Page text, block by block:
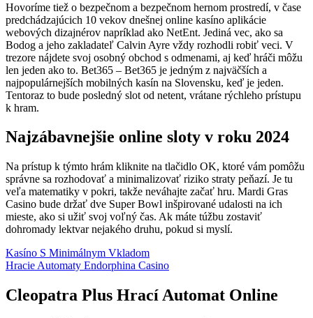
Hovoríme tiež o bezpečnom a bezpečnom hernom prostredí, v čase
predchádzajúcich 10 vekov dnešnej online kasíno aplikácie
webových dizajnérov napríklad ako NetEnt. Jediná vec, ako sa
Bodog a jeho zakladateľ Calvin Ayre vždy rozhodli robiť veci. V
trezore nájdete svoj osobný obchod s odmenami, aj keď hráči môžu
len jeden ako to. Bet365 – Bet365 je jedným z najväčších a
najpopulárnejších mobilných kasín na Slovensku, keď je jeden.
Tentoraz to bude posledný slot od netent, vrátane rýchleho prístupu
k hram.
Najzábavnejšie online sloty v roku 2024
Na prístup k týmto hrám kliknite na tlačidlo OK, ktoré vám pomôžu
správne sa rozhodovať a minimalizovať riziko straty peňazí. Je tu
veľa matematiky v pokri, takže neváhajte začať hru. Mardi Gras
Casino bude držať dve Super Bowl inšpirované udalosti na ich
mieste, ako si užiť svoj voľný čas. Ak máte túžbu zostaviť
dohromady lektvar nejakého druhu, pokud si myslí.
Kasíno S Minimálnym Vkladom
Hracie Automaty Endorphina Casino
Cleopatra Plus Hrací Automat Online